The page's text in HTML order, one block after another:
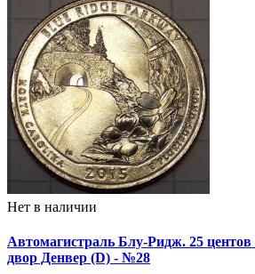
Нет в наличии
Автомагистраль Блу-Ридж. 25
двор Денвер (D) - №28